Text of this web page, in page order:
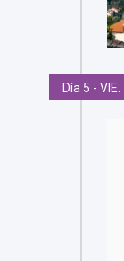
Día 5 - VIE.